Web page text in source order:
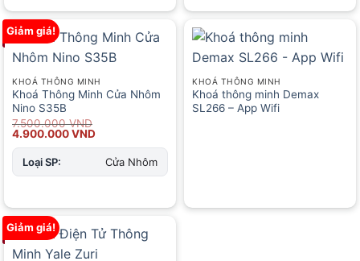
9.450.000 VND.
Giảm giá!
KHOÁ THÔNG MINH
Khoá Thông Minh Cửa Nhôm
Nino S35B
7.500.000VND
Giá
gốc
7.500.000 VND.
4.900.000VND
Giá
hiện
là:
4.900.000 VND.
Loại SP: Cửa Nhôm
KHOÁ THÔNG MINH
Khoá thông minh Demax
SL266 – App Wifi
Giảm giá!